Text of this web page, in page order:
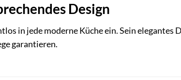
Design
in jede moderne Küche ein. Sein
garantieren.